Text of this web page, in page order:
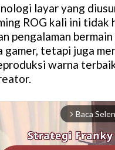
layar yang
ROG kali ini tidak
pengalaman
gamer, tetapi juga
warna
arrow_forward_ios Baca